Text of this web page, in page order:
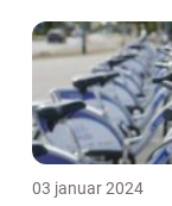
03 januar 2024